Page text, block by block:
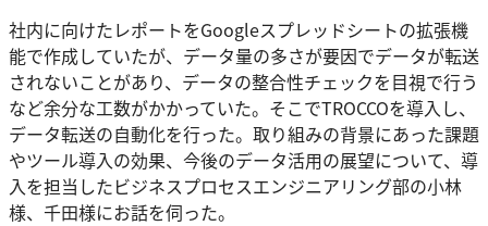
社内に向けたレポートをGoogleスプレッドシートの拡張機
能で作成していたが、データ量の多さが要因でデータが転送
されないことがあり、データの整合性チェックを目視で行う
など余分な工数がかかっていた。そこでTROCCOを導入し、
データ転送の自動化を行った。取り組みの背景にあった課題
やツール導入の効果、今後のデータ活用の展望について、導
入を担当したビジネスプロセスエンジニアリング部の小林
様、千田様にお話を伺った。